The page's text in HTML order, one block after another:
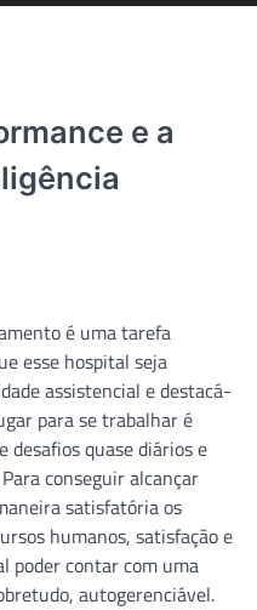
e a
é uma tarefa
esse hospital seja
assistencial e destacá-
para se trabalhar é
desafios quase diários e
conseguir alcançar
satisfatória os
humanos, satisfação e
poder contar com uma
autogerenciável.